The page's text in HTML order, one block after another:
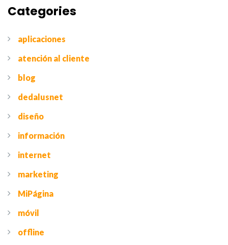
Categories
aplicaciones
atención al cliente
blog
dedalusnet
diseño
información
internet
marketing
MiPágina
móvil
offline